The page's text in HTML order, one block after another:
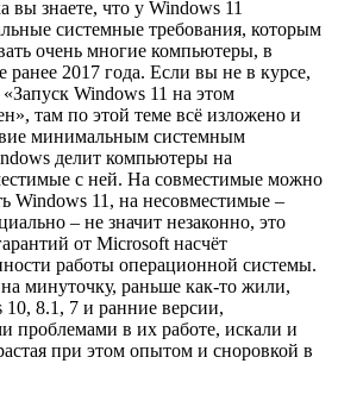
вы знаете, что у Windows 11
системные требования, которым
очень многие компьютеры, в
2017 года. Если вы не в курсе,
Windows 11 на этом
там по этой теме всё изложено и
минимальным системным
делит компьютеры на
с ней. На совместимые можно
Windows 11, на несовместимые –
– не значит незаконно, это
от Microsoft насчёт
работы операционной системы.
минуточку, раньше как-то жили,
10, 8.1, 7 и ранние версии,
проблемами в их работе, искали и
при этом опытом и сноровкой в